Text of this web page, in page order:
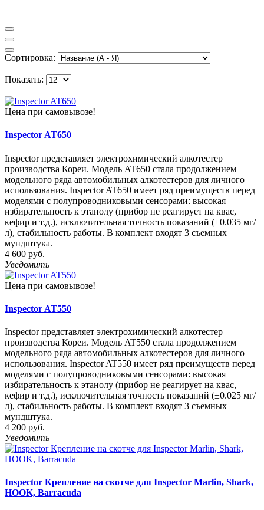
Сортировка:
Показать:
Цена при самовывозе!
Inspector AT650
Inspector представляет электрохимический алкотестер
производства Кореи. Модель AT650 стала продолжением
модельного ряда автомобильных алкотестеров для личного
использования. Inspector AT650 имеет ряд преимуществ перед
моделями с полупроводниковыми сенсорами: высокая
избирательность к этанолу (прибор не реагирует на квас,
кефир и т.д.), исключительная точность показаний (±0.035 мг/
л), стабильность работы. В комплект входят 3 съемных
мундштука.
4 600 руб.
Уведомить
Цена при самовывозе!
Inspector AT550
Inspector представляет электрохимический алкотестер
производства Кореи. Модель AT550 стала продолжением
модельного ряда автомобильных алкотестеров для личного
использования. Inspector AT550 имеет ряд преимуществ перед
моделями с полупроводниковыми сенсорами: высокая
избирательность к этанолу (прибор не реагирует на квас,
кефир и т.д.), исключительная точность показаний (±0.025 мг/
л), стабильность работы. В комплект входят 3 съемных
мундштука.
4 200 руб.
Уведомить
Inspector Крепление на скотче для Inspector Marlin, Shark,
HOOK, Barracuda